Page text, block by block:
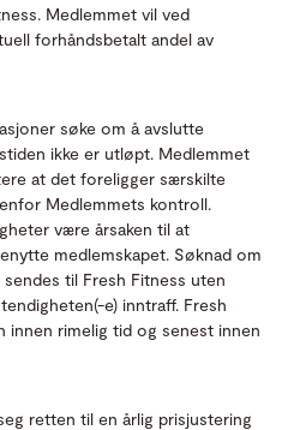
Medlemmet vil ved
forhåndsbetalt andel av
søke om å avslutte
ikke er utløpt. Medlemmet
at det foreligger særskilte
Medlemmets kontroll.
være årsaken til at
medlemskapet. Søknad om
til Fresh Fitness uten
e) inntraff. Fresh
innen rimelig tid og senest innen
retten til en årlig prisjustering